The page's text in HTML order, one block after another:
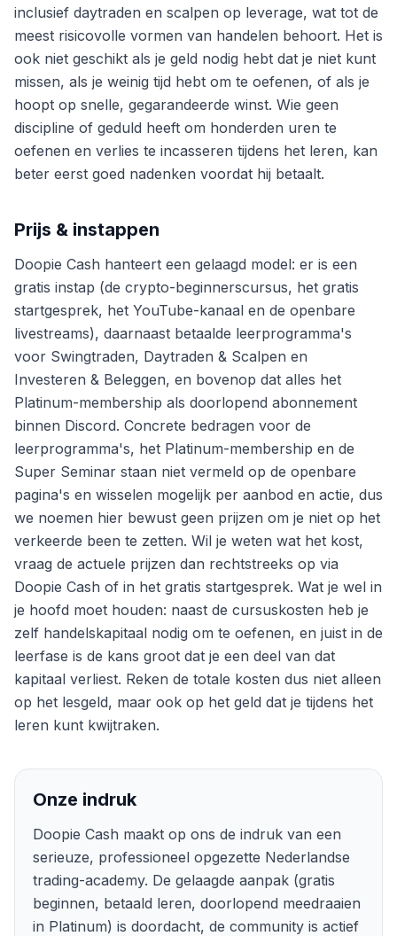
inclusief daytraden en scalpen op leverage, wat tot de
meest risicovolle vormen van handelen behoort. Het is
ook niet geschikt als je geld nodig hebt dat je niet kunt
missen, als je weinig tijd hebt om te oefenen, of als je
hoopt op snelle, gegarandeerde winst. Wie geen
discipline of geduld heeft om honderden uren te
oefenen en verlies te incasseren tijdens het leren, kan
beter eerst goed nadenken voordat hij betaalt.
Prijs & instappen
Doopie Cash hanteert een gelaagd model: er is een
gratis instap (de crypto-beginnerscursus, het gratis
startgesprek, het YouTube-kanaal en de openbare
livestreams), daarnaast betaalde leerprogramma's
voor Swingtraden, Daytraden & Scalpen en
Investeren & Beleggen, en bovenop dat alles het
Platinum-membership als doorlopend abonnement
binnen Discord. Concrete bedragen voor de
leerprogramma's, het Platinum-membership en de
Super Seminar staan niet vermeld op de openbare
pagina's en wisselen mogelijk per aanbod en actie, dus
we noemen hier bewust geen prijzen om je niet op het
verkeerde been te zetten. Wil je weten wat het kost,
vraag de actuele prijzen dan rechtstreeks op via
Doopie Cash of in het gratis startgesprek. Wat je wel in
je hoofd moet houden: naast de cursuskosten heb je
zelf handelskapitaal nodig om te oefenen, en juist in de
leerfase is de kans groot dat je een deel van dat
kapitaal verliest. Reken de totale kosten dus niet alleen
op het lesgeld, maar ook op het geld dat je tijdens het
leren kunt kwijtraken.
Onze indruk
Doopie Cash maakt op ons de indruk van een
serieuze, professioneel opgezette Nederlandse
trading-academy. De gelaagde aanpak (gratis
beginnen, betaald leren, doorlopend meedraaien
in Platinum) is doordacht, de community is actief